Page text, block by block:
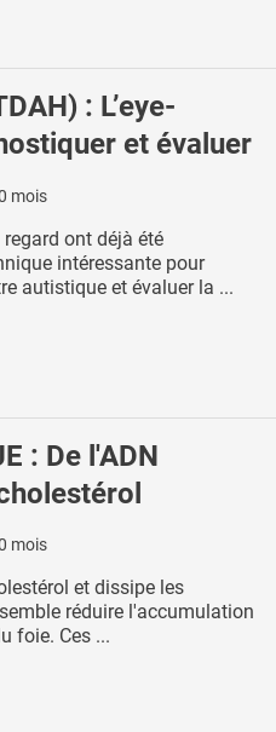
: L’eye-
et évaluer
mois
regard ont déjà été
intéressante pour
autistique et évaluer la ...
: De l'ADN
mois
et dissipe les
réduire l'accumulation
foie. Ces ...